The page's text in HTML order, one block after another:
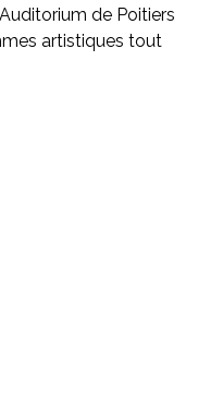
de Poitiers
artistiques tout